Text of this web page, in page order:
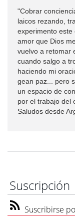
"Cobrar
laicos rezando,
experimento este
amor que Dios
vuelvo a retomar
cuando salgo a
haciendo mi
gean paz... pero
un espacio de
por el trabajo del
Saludos desde
Suscripción
Suscribirse